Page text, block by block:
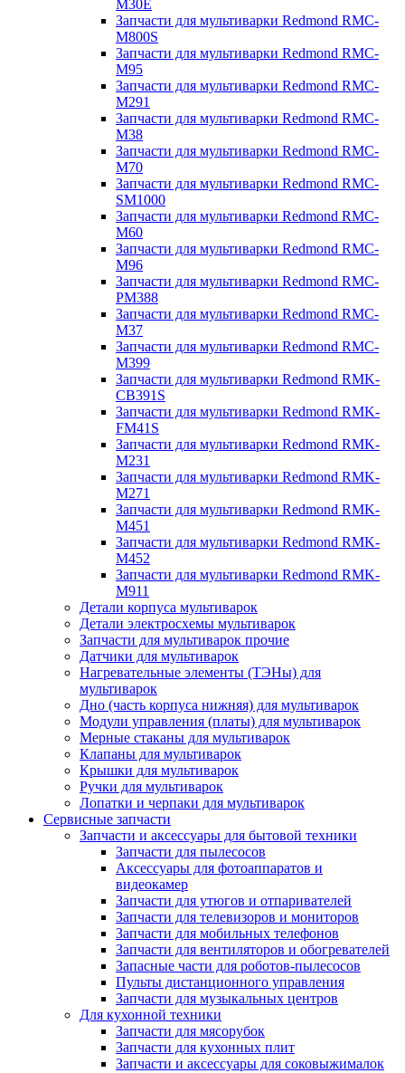
M30E
Запчасти для мультиварки Redmond RMC-
M800S
Запчасти для мультиварки Redmond RMC-
M95
Запчасти для мультиварки Redmond RMC-
M291
Запчасти для мультиварки Redmond RMC-
M38
Запчасти для мультиварки Redmond RMC-
M70
Запчасти для мультиварки Redmond RMC-
SM1000
Запчасти для мультиварки Redmond RMC-
M60
Запчасти для мультиварки Redmond RMC-
M96
Запчасти для мультиварки Redmond RMC-
PM388
Запчасти для мультиварки Redmond RMC-
M37
Запчасти для мультиварки Redmond RMC-
M399
Запчасти для мультиварки Redmond RMK-
CB391S
Запчасти для мультиварки Redmond RMK-
FM41S
Запчасти для мультиварки Redmond RMK-
M231
Запчасти для мультиварки Redmond RMK-
M271
Запчасти для мультиварки Redmond RMK-
M451
Запчасти для мультиварки Redmond RMK-
M452
Запчасти для мультиварки Redmond RMK-
M911
Детали корпуса мультиварок
Детали электросхемы мультиварок
Запчасти для мультиварок прочие
Датчики для мультиварок
Нагревательные элементы (ТЭНы) для
мультиварок
Дно (часть корпуса нижняя) для мультиварок
Модули управления (платы) для мультиварок
Мерные стаканы для мультиварок
Клапаны для мультиварок
Крышки для мультиварок
Ручки для мультиварок
Лопатки и черпаки для мультиварок
Сервисные запчасти
Запчасти и аксессуары для бытовой техники
Запчасти для пылесосов
Аксессуары для фотоаппаратов и
видеокамер
Запчасти для утюгов и отпаривателей
Запчасти для телевизоров и мониторов
Запчасти для мобильных телефонов
Запчасти для вентиляторов и обогревателей
Запасные части для роботов-пылесосов
Пульты дистанционного управления
Запчасти для музыкальных центров
Для кухонной техники
Запчасти для мясорубок
Запчасти для кухонных плит
Запчасти и аксессуары для соковыжималок